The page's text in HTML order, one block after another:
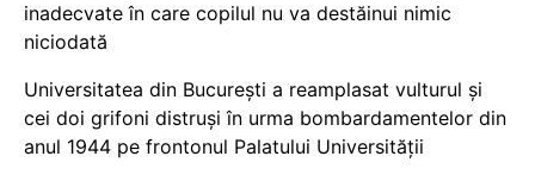
inadecvate în care copilul nu va destăinui nimic
niciodată
Universitatea din București a reamplasat vulturul și
cei doi grifoni distruși în urma bombardamentelor din
anul 1944 pe frontonul Palatului Universității